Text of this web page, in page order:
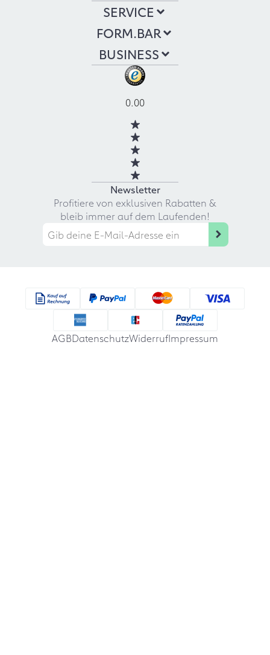
SERVICE
FORM.BAR
BUSINESS
0.00
Newsletter
Profitiere von exklusiven Rabatten &
bleib immer auf dem Laufenden!
AGBDatenschutzWiderrufImpressum